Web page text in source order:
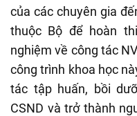
của các chuyên gia
thuộc Bộ để hoàn
nghiệm về công tác
công trình khoa học
tác tập huấn, bồi
CSND và trở thành